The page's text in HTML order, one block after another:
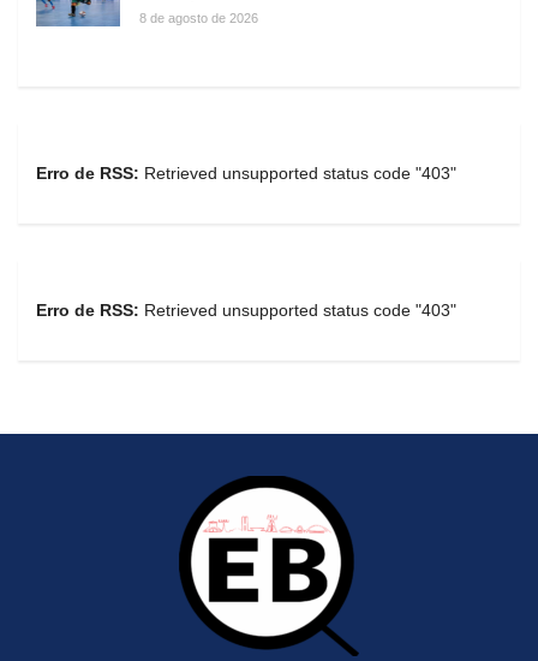
8 de agosto de 2026
Erro de RSS: Retrieved unsupported status code "403"
Erro de RSS: Retrieved unsupported status code "403"